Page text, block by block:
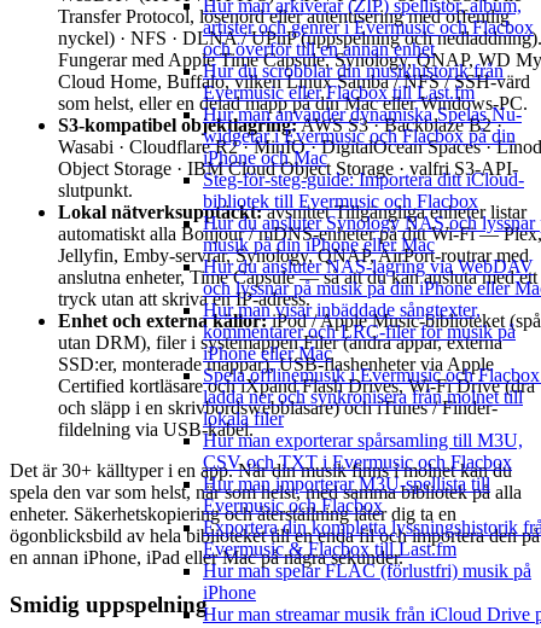
Hur man arkiverar (ZIP) spellistor, album,
artister och genrer i Evermusic och Flacbox
och överför till en annan enhet
Hur du scrobblar din musikhistorik från
Evermusic eller Flacbox till Last.fm
Hur man använder dynamiska Spelas Nu-
widgetar i Evermusic och Flacbox på din
iPhone och Mac
Steg-för-steg-guide: Importera ditt iCloud-
bibliotek till Evermusic och Flacbox
Hur du ansluter Synology NAS och lyssnar
musik på din iPhone eller Mac
Hur du ansluter NAS-lagring via WebDAV
och lyssnar på musik på din iPhone eller
Hur man visar inbäddade sångtexter,
kommentarer och LRC-filer för musik på
iPhone eller Mac
Spela offlinemusik i Evermusic och
ladda ner och synkronisera från molnet till
lokala filer
Hur man exporterar spårsamling till M3U,
CSV och TXT i Evermusic och Flacbox
Hur man importerar M3U-spellista till
Evermusic och Flacbox
Exportera din kompletta lyssningshistorik
Evermusic & Flacbox till Last.fm
Hur man spelar FLAC (förlustfri) musik på
iPhone
Hur man streamar musik från iCloud Drive
Transfer Protocol, lösenord eller autentisering med offentlig
nyckel) · NFS · DLNA / UPnP (uppspelning och nedladdning).
Fungerar med Apple Time Capsule, Synology, QNAP, WD My
Cloud Home, Buffalo, vilken Linux Samba / NFS / SSH-värd
som helst, eller en delad mapp på din Mac eller Windows-PC.
S3-kompatibel objektlagring:AWS S3 · Backblaze B2 ·
Wasabi · Cloudflare R2 · MinIO · DigitalOcean Spaces ·
Object Storage · IBM Cloud Object Storage · valfri S3-API-
slutpunkt.
Lokal nätverksupptäckt:avsnittet Tillgängliga enheter listar
automatiskt alla Bonjour / mDNS-enheter på ditt Wi-Fi — Plex,
Jellyfin, Emby-servrar, Synology, QNAP, AirPort-routrar med
anslutna enheter, Time Capsule — så att du kan ansluta med ett
tryck utan att skriva en IP-adress.
Enhet och externa källor:iPod / Apple Music-biblioteket
utan DRM), filer i systemappen Filer (andra appar, externa
SSD:er, monterade mappar), USB-flashenheter via Apple
Certified kortläsare och iXpand Flash Drives, Wi-Fi Drive (dra
och släpp i en skrivbordswebbläsare) och iTunes / Finder-
fildelning via USB-kabel.
Det är 30+ källtyper i en app. När din musik finns i molnet kan du
spela den var som helst, när som helst, med samma bibliotek på alla
enheter. Säkerhetskopiering och återställning låter dig ta en
ögonblicksbild av hela biblioteket till en enda fil och importera den på
en annan iPhone, iPad eller Mac på några sekunder.
Smidig uppspelning